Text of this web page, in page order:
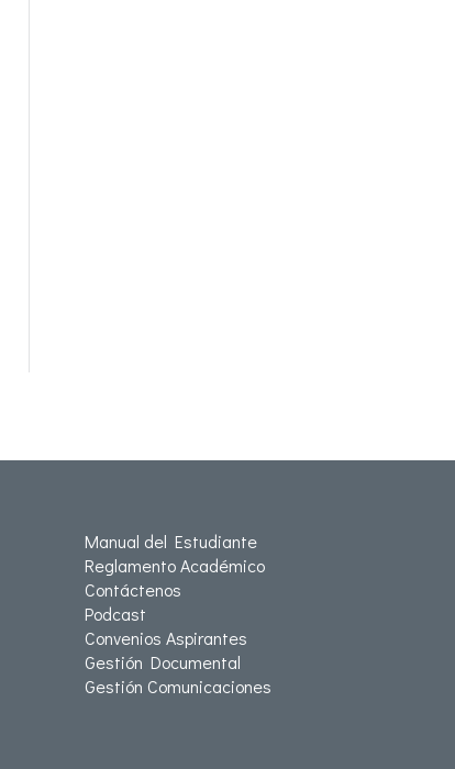
Manual del Estudiante
Reglamento Académico
Contáctenos
Podcast
Convenios Aspirantes
Gestión Documental
Gestión Comunicaciones